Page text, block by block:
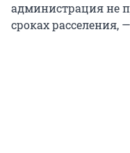
администрация не
сроках расселения,